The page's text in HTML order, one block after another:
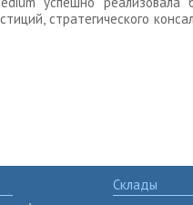
стратегического
Склады